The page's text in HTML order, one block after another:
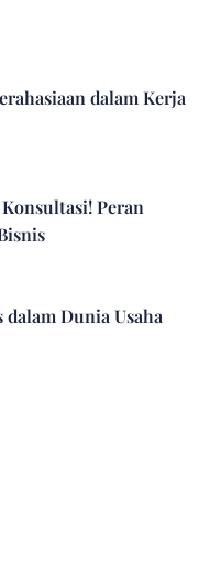
dalam Kerja
Peran
Dunia Usaha